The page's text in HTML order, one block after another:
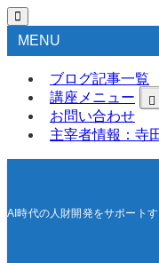
MENU
ブログ記事一覧
講座メニュー
お問い合わせ
主宰者情報：寺
AI時代の人財開発をサポート